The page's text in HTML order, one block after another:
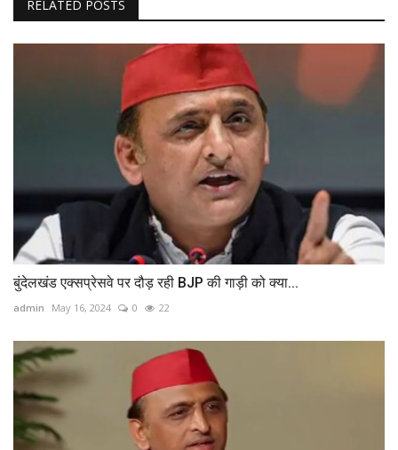
RELATED POSTS
बुंदेलखंड एक्सप्रेसवे पर दौड़ रही BJP की गाड़ी को क्या...
admin May 16, 2024 0 22